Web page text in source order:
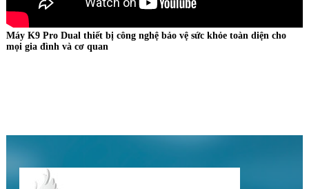
Máy K9 Pro Dual thiết bị công nghệ bảo vệ sức khỏe toàn diện cho
mọi gia đình và cơ quan